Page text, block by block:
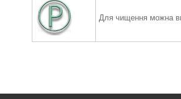
Для чищення можна